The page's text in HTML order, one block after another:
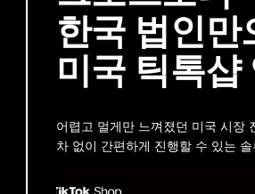
한국 법인만
미국 틱톡샵
어렵고 멀게만 느껴졌던 미국 시장
차 없이 간편하게 진행할 수 있는 솔
요!